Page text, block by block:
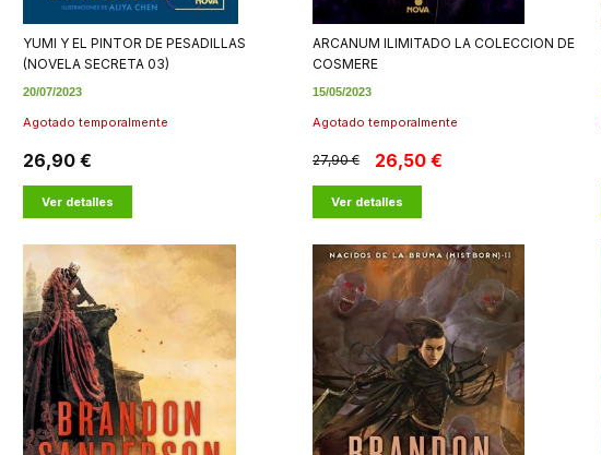
YUMI Y EL PINTOR DE PESADILLAS
(NOVELA SECRETA 03)
20/07/2023
Agotado temporalmente
26,90 €
Ver detalles
ARCANUM ILIMITADO LA COLECCION DE
COSMERE
15/05/2023
Agotado temporalmente
27,90 € 26,50 €
Ver detalles